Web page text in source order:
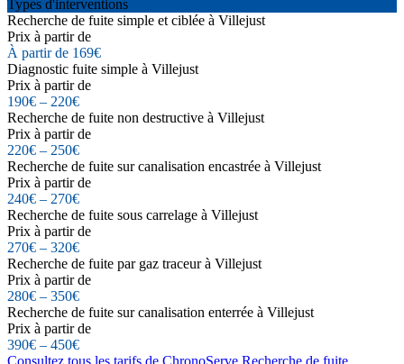
Types d'interventions
Recherche de fuite simple et ciblée à Villejust
Prix à partir de
À partir de 169€
Diagnostic fuite simple à Villejust
Prix à partir de
190€ – 220€
Recherche de fuite non destructive à Villejust
Prix à partir de
220€ – 250€
Recherche de fuite sur canalisation encastrée à Villejust
Prix à partir de
240€ – 270€
Recherche de fuite sous carrelage à Villejust
Prix à partir de
270€ – 320€
Recherche de fuite par gaz traceur à Villejust
Prix à partir de
280€ – 350€
Recherche de fuite sur canalisation enterrée à Villejust
Prix à partir de
390€ – 450€
Consultez tous les tarifs de ChronoServe Recherche de fuite